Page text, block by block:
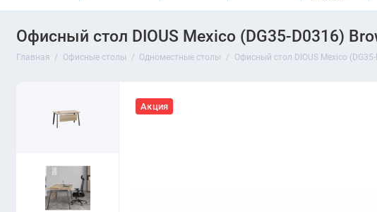
Офисный стол DIOUS Mexico (DG35-D0316)
Главная Офисные столы Одноместные столы Офисный стол DIOUS Mexico
Акция